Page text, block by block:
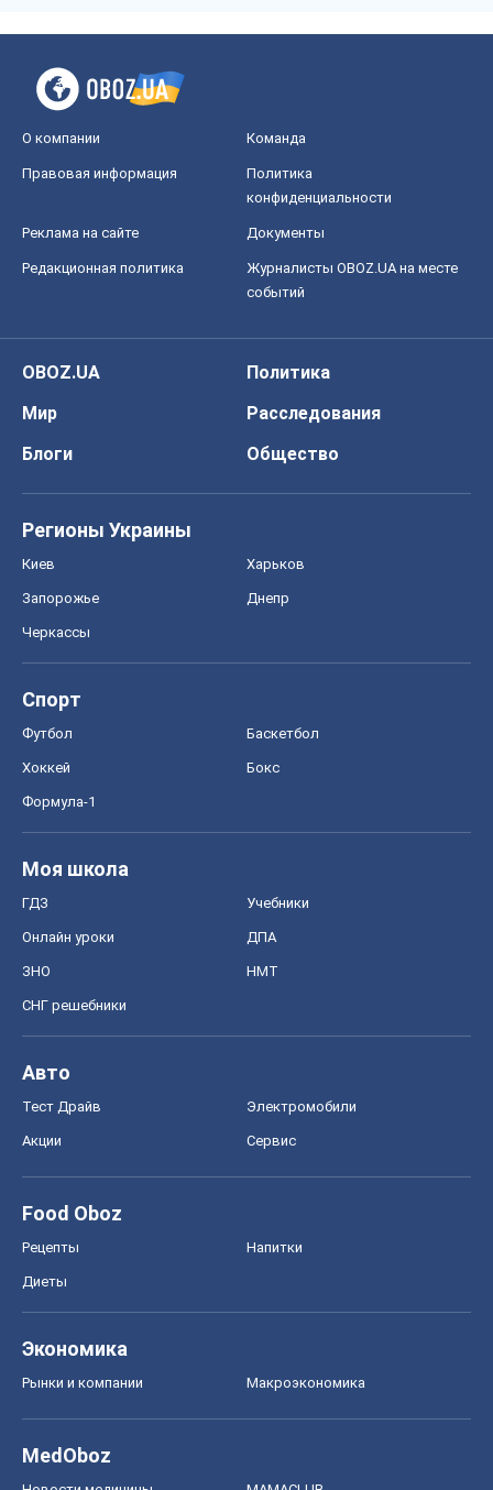
О компании Команда
Правовая информация
Политика
конфиденциальности
Реклама на сайте Документы
Редакционная политика
Журналисты OBOZ.UA на месте
событий
OBOZ.UA
Политика
Мир
Расследования
Блоги
Общество
Регионы Украины
Киев Харьков
Запорожье Днепр
Черкассы
Спорт
Футбол Баскетбол
Хоккей Бокс
Формула-1
Моя школа
ГДЗ Учебники
Онлайн уроки ДПА
ЗНО НМТ
СНГ решебники
Авто
Тест Драйв Электромобили
Акции Сервис
Food Oboz
Рецепты Напитки
Диеты
Экономика
Рынки и компании Mакроэкономика
MedOboz